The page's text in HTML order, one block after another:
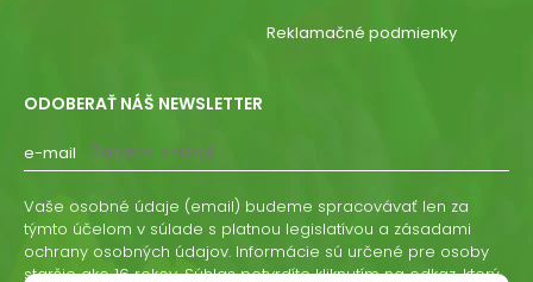
Reklamačné podmienky
ODOBERAŤ NÁŠ NEWSLETTER
e-mail
Vaše osobné údaje (email) budeme spracovávať len za
týmto účelom v súlade s platnou legislatívou a zásadami
ochrany osobných údajov. Informácie sú určené pre osoby
staršie ako 16 rokov. Súhlas potvrdíte kliknutím na odkaz, ktorý